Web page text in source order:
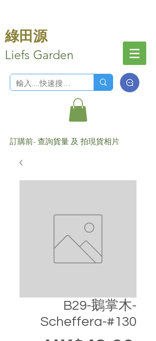
綠田源
Liefs Garden
訂購前- 查詢貨量 及 拍現貨相片
B29-鵝掌木-
Scheffera-#130